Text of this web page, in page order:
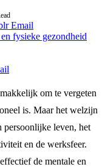
Email
om te vergeten
is. Maar het welzijn
persoonlijke leven, het
en de werksfeer.
de mentale en